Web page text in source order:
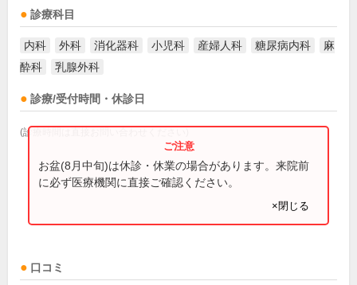
診療科目
内科 外科 消化器科 小児科 産婦人科 糖尿病内科
麻
酔科
乳腺外科
診療/受付時間・休診日
(診療時間は直接お問い合わせください)
お盆(8月中旬)は休診・休業の場合があります。来院前
に必ず医療機関に直接ご確認ください。
×閉じる
口コミ